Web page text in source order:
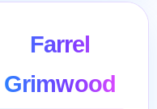
Farrel
Grimwood